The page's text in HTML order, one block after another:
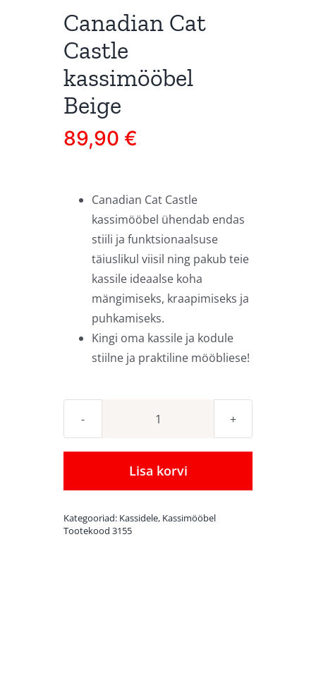
Canadian Cat
Castle
kassimööbel
Beige
89,90 €
Canadian Cat Castle
kassimööbel ühendab endas
stiili ja funktsionaalsuse
täiuslikul viisil ning pakub teie
kassile ideaalse koha
mängimiseks, kraapimiseks ja
puhkamiseks.
Kingi oma kassile ja kodule
stiilne ja praktiline mööbliese!
Canadian
Castle
kassimööbel
kogus
Lisa korvi
Kategooriad: Kassidele, Kassimööbel
Tootekood 3155